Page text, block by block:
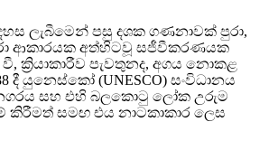
නිදහස ලැබීමෙන් පසු දශක ගණනාවක් පුරා,
ආකාරයක අත්හිටවූ සජීවීකරණයක
ක්‍රියාකාරීව පැවතුනද, අගය නොකළ
දී යුනෙස්කෝ (UNESCO) සංවිධානය
සහ එහි බලකොටු ලෝක උරුම
කිරීමත් සමඟ එය නාටකාකාර ලෙස